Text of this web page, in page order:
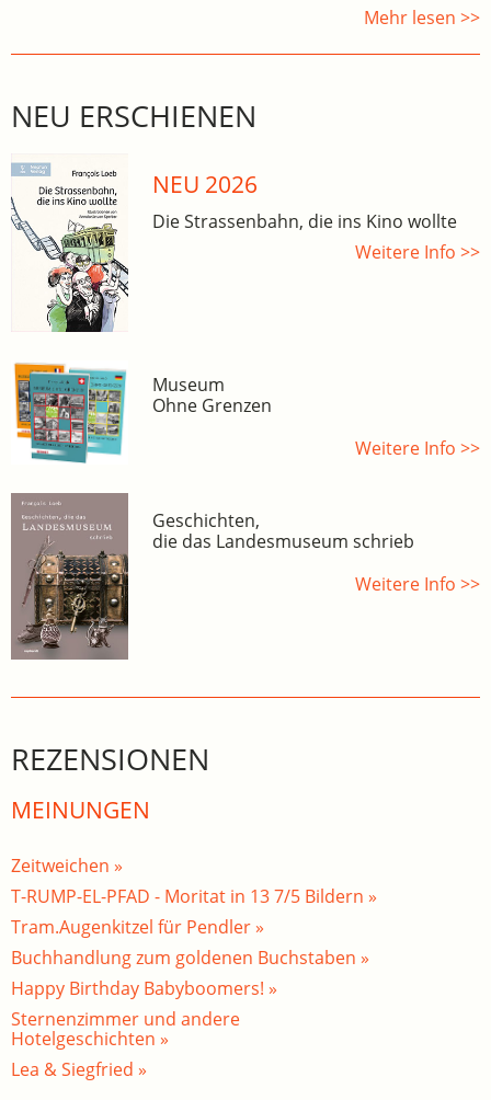
Mehr lesen >>
NEU ERSCHIENEN
NEU 2026
Die Strassenbahn, die ins Kino wollte
Weitere Info >>
Museum
Ohne Grenzen
Weitere Info >>
Geschichten,
die das Landesmuseum schrieb
Weitere Info >>
REZENSIONEN
MEINUNGEN
Zeitweichen »
T-RUMP-EL-PFAD - Moritat in 13 7/5 Bildern »
Tram.Augenkitzel für Pendler »
Buchhandlung zum goldenen Buchstaben »
Happy Birthday Babyboomers! »
Sternenzimmer und andere
Hotelgeschichten »
Lea & Siegfried »